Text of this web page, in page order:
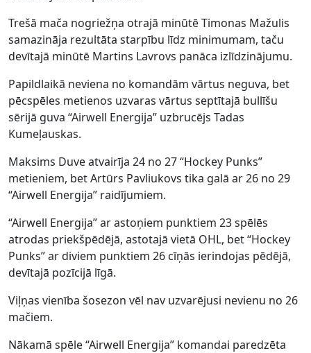
Trešā mača nogriežņa otrajā minūtē Timonas Mažulis
samazināja rezultāta starpību līdz minimumam, taču
devītajā minūtē Martins Lavrovs panāca izlīdzinājumu.
Papildlaikā neviena no komandām vārtus neguva, bet
pēcspēles metienos uzvaras vārtus septītajā bullīšu
sērijā guva “Airwell Energija” uzbrucējs Tadas
Kumeļauskas.
Maksims Duve atvairīja 24 no 27 “Hockey Punks”
metieniem, bet Artūrs Pavliukovs tika galā ar 26 no 29
“Airwell Energija” raidījumiem.
“Airwell Energija” ar astoņiem punktiem 23 spēlēs
atrodas priekšpēdējā, astotajā vietā OHL, bet “Hockey
Punks” ar diviem punktiem 26 cīņās ierindojas pēdējā,
devītajā pozīcijā līgā.
Viļņas vienība šosezon vēl nav uzvarējusi nevienu no 26
mačiem.
Nākamā spēle “Airwell Energija” komandai paredzēta